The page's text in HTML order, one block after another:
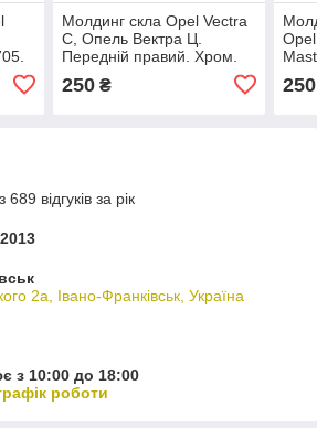
Молдинг скла Opel Vectra
C, Опель Вектра Ц.
Передній правий. Хром.
250₴ 250
відгуків за рік
2а, Івано-Франківськ, Україна
з 10:00 до 18:00
роботи